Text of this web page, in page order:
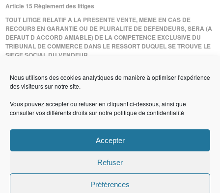
Nous utilisons des cookies analytiques de manière à optimiser l'expérience
des visiteurs sur notre site.
Vous pouvez accepter ou refuser en cliquant ci-dessous, ainsi que
consulter vos différents droits sur notre politique de confidentialité
Accepter
Refuser
Préférences
Article 15 Règlement des litiges
TOUT LITIGE RELATIF A LA PRESENTE VENTE, MEME EN CAS DE
RECOURS EN GARANTIE OU DE PLURALITE DE DEFENDEURS, SERA (A
DEFAUT D ACCORD AMIABLE) DE LA COMPETENCE EXCLUSIVE DU
TRIBUNAL DE COMMERCE DANS LE RESSORT DUQUEL SE TROUVE LE
SIEGE SOCIAL DU VENDEUR
CuBe
Les bétons du Groupe CB